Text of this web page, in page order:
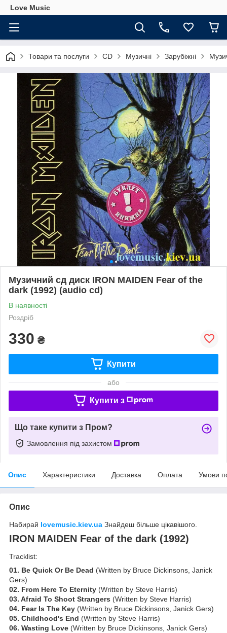
Love Music
Товари та послуги CD Музичні Зарубіжні
Музичний сд диск IRON MAIDEN Fear of the
dark (1992) (audio cd)
В наявності
Роздріб
330 ₴
Купити
або
Купити з
Що таке купити з Пром?
Замовлення під захистом
Опис Характеристики Доставка Оплата Умови
Опис
Набирай lovemusic.kiev.ua Знайдеш більше цікавішого.
IRON MAIDEN Fear of the dark (1992)
Tracklist:
01. Be Quick Or Be Dead (Written by Bruce Dickinsons, Janick
Gers)
02. From Here To Eternity (Written by Steve Harris)
03. Afraid To Shoot Strangers (Written by Steve Harris)
04. Fear Is The Key (Written by Bruce Dickinsons, Janick Gers)
05. Childhood's End (Written by Steve Harris)
06. Wasting Love (Written by Bruce Dickinsons, Janick Gers)